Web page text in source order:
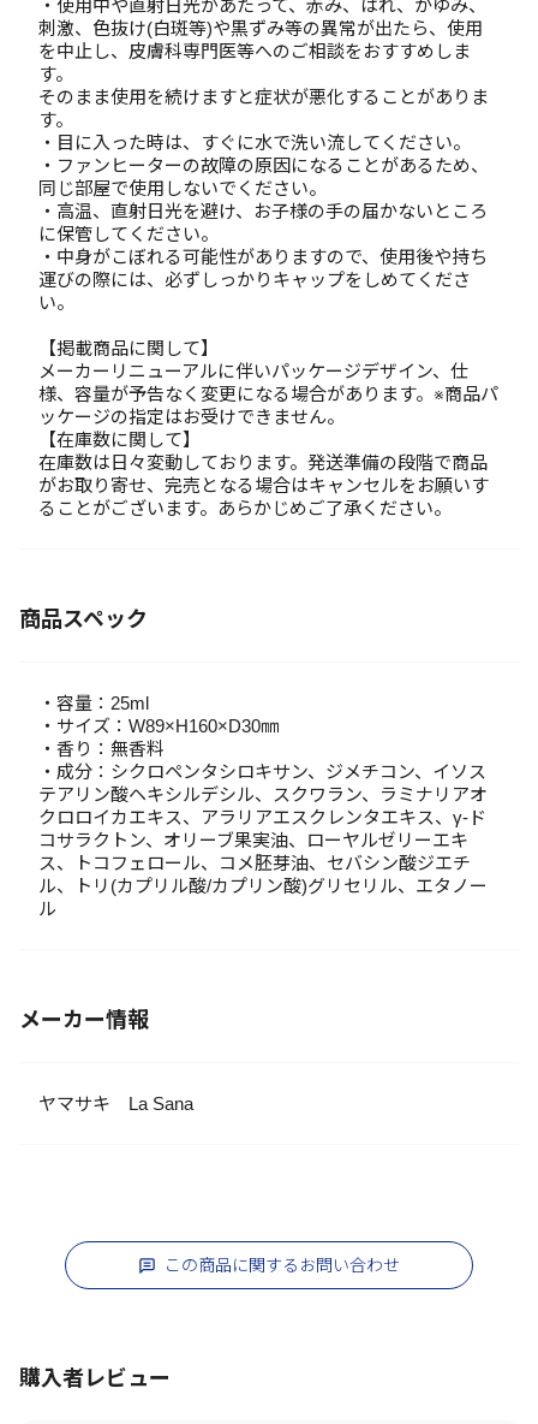
・使用中や直射日光があたって、赤み、はれ、かゆみ、
刺激、色抜け(白斑等)や黒ずみ等の異常が出たら、使用
を中止し、皮膚科専門医等へのご相談をおすすめしま
す。
そのまま使用を続けますと症状が悪化することがありま
す。
・目に入った時は、すぐに水で洗い流してください。
・ファンヒーターの故障の原因になることがあるため、
同じ部屋で使用しないでください。
・高温、直射日光を避け、お子様の手の届かないところ
に保管してください。
・中身がこぼれる可能性がありますので、使用後や持ち
運びの際には、必ずしっかりキャップをしめてくださ
い。
【掲載商品に関して】
メーカーリニューアルに伴いパッケージデザイン、仕
様、容量が予告なく変更になる場合があります。※商品パ
ッケージの指定はお受けできません。
【在庫数に関して】
在庫数は日々変動しております。発送準備の段階で商品
がお取り寄せ、完売となる場合はキャンセルをお願いす
ることがございます。あらかじめご了承ください。
商品スペック
・容量：25ml
・サイズ：W89×H160×D30㎜
・香り：無香料
・成分：シクロペンタシロキサン、ジメチコン、イソス
テアリン酸ヘキシルデシル、スクワラン、ラミナリアオ
クロロイカエキス、アラリアエスクレンタエキス、γ-ド
コサラクトン、オリーブ果実油、ローヤルゼリーエキ
ス、トコフェロール、コメ胚芽油、セバシン酸ジエチ
ル、トリ(カプリル酸/カプリン酸)グリセリル、エタノー
ル
メーカー情報
ヤマサキ La Sana
この商品に関するお問い合わせ
購入者レビュー